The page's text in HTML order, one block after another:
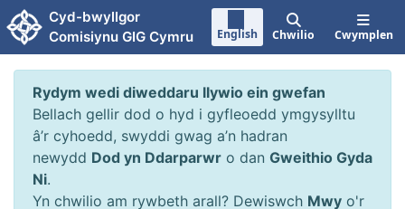
Neidio i'r prif gynnwy
Cyd-bwyllgor
Comisiynu GIG Cymru
English Chwilio Cwymplen
Rydym wedi diweddaru llywio ein gwefan
Bellach gellir dod o hyd i gyfleoedd ymgysylltu
â’r cyhoedd, swyddi gwag a’n hadran
newydd Dod yn Ddarparwr o dan Gweithio Gyda
Ni.
Yn chwilio am rywbeth arall? Dewiswch Mwy o'r